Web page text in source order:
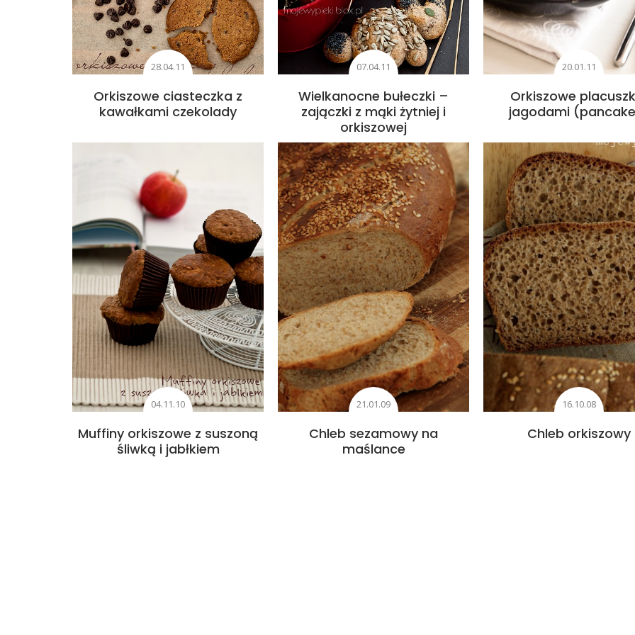
28.04.11
Orkiszowe ciasteczka z
kawałkami czekolady
07.04.11
Wielkanocne bułeczki –
zajączki z mąki żytniej i
orkiszowej
20.01.11
Orkiszowe
jagodami
04.11.10
Muffiny orkiszowe z suszoną
śliwką i jabłkiem
21.01.09
Chleb sezamowy na
maślance
16.10.08
Chleb orkiszowy